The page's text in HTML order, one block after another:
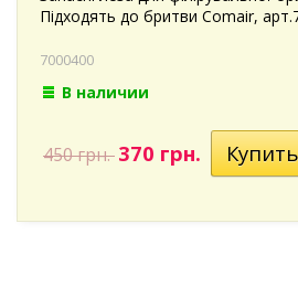
Підходять до бритви Comair,
7000400
В наличии
450 грн.370 грн.